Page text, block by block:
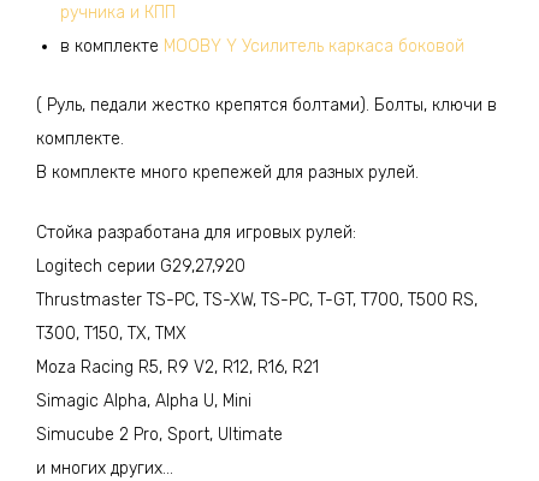
ручника и КПП
в комплекте MOOBY Y Усилитель каркаса боковой
( Руль, педали жестко крепятся болтами). Болты, ключи в
комплекте.
В комплекте много крепежей для разных рулей.
Стойка разработана для игровых рулей:
Logitech серии G29,27,920
Thrustmaster TS-PC, TS-XW, TS-PC, T-GT, T700, T500 RS,
T300, T150, TX, TMX
Moza Racing R5, R9 V2, R12, R16, R21
Simagic Alpha, Alpha U, Mini
Simucube 2 Pro, Sport, Ultimate
и многих других…